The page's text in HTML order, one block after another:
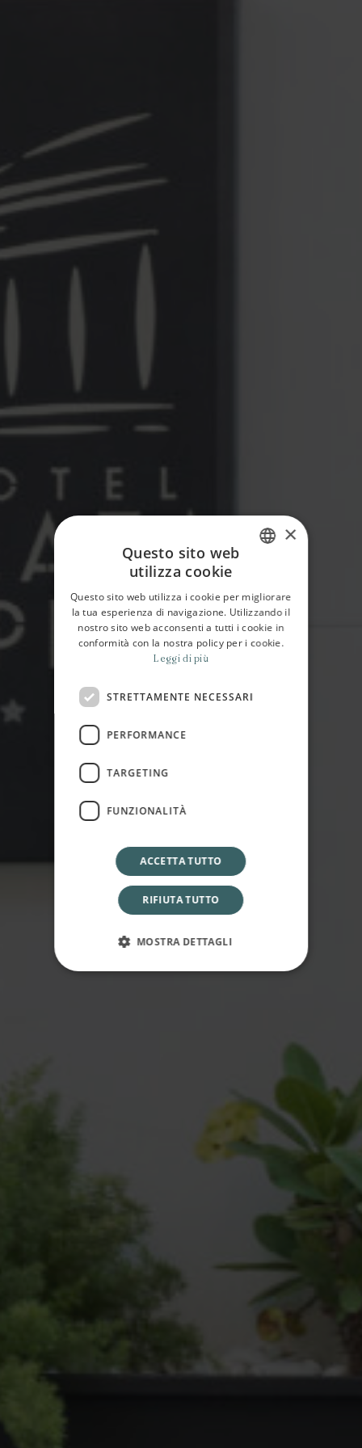
ENGLISH
×
Questo sito web
utilizza cookie
Questo sito web utilizza i cookie per migliorare
la tua esperienza di navigazione. Utilizzando il
nostro sito web acconsenti a tutti i cookie in
conformità con la nostra policy per i cookie.
Leggi di più
STRETTAMENTE NECESSARI
PERFORMANCE
TARGETING
FUNZIONALITÀ
ACCETTA TUTTO
RIFIUTA TUTTO
MOSTRA DETTAGLI